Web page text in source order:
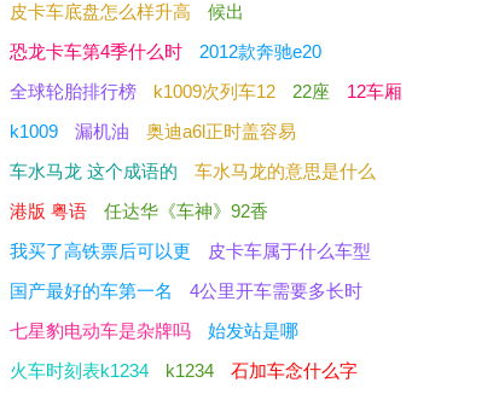
皮卡车底盘怎么样升高
候出
恐龙卡车第4季什么时
2012款奔驰e20
全球轮胎排行榜
k1009次列车12 22座
12车厢
k1009
漏机油
奥迪a6l正时盖容易
车水马龙 这个成语的
车水马龙的意思是什么
港版 粤语
任达华《车神》92香
我买了高铁票后可以更
皮卡车属于什么车型
国产最好的车第一名
4公里开车需要多长时
七星豹电动车是杂牌吗
始发站是哪
火车时刻表k1234
k1234
石加车念什么字